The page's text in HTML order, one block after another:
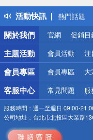
活動快訊
得獎公告
熱門話題
銀行優惠
偏遠地區配
詐騙網頁
關於我們
官網 促銷目
主題活動 會員活動 注
會員專區 會員專區
客服中心 常見問題
服務時間： 週一至週日 09:00-
公司地址： 台北市北投區大業路